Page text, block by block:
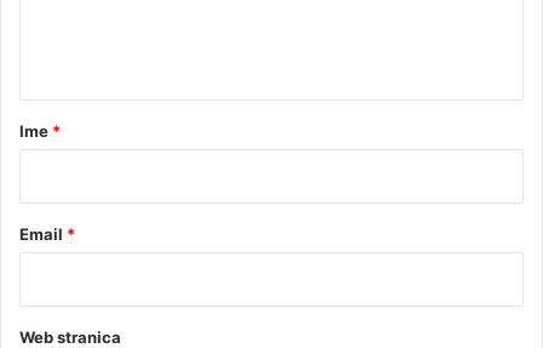
rIme *
Email *
Web stranica